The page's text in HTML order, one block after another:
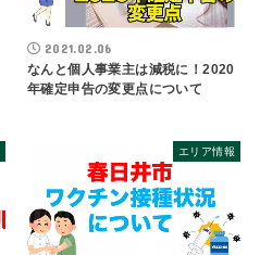
2021.02.06
なんと個人事業主は減税に！2020
年確定申告の変更点について
エリア情報